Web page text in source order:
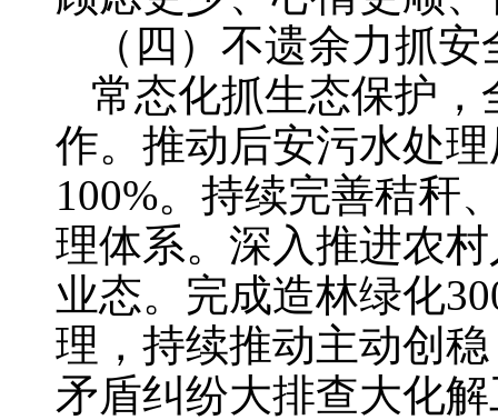
（四）不遗余力抓
常态化抓生态保护
作。推动后安污水处
100%。持续完善秸秆
理体系。深入推进农
业态。完成造林绿化
理，持续推动主动创
矛盾纠纷大排查大化